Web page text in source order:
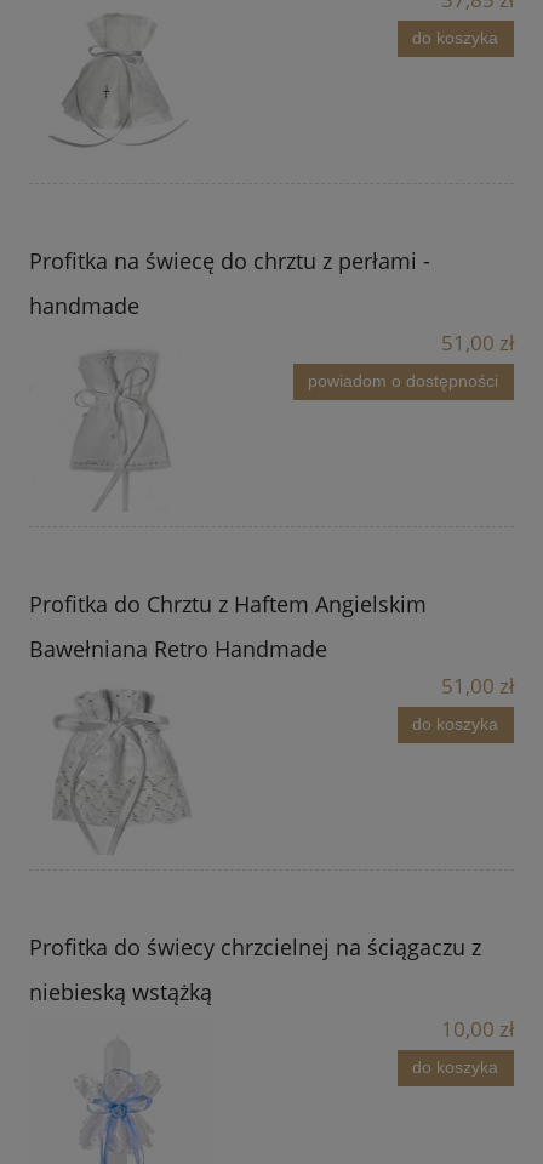
do koszyka
Profitka na świecę do chrztu z perłami -
handmade
51,00 zł
powiadom o dostępności
Profitka do Chrztu z Haftem Angielskim
Bawełniana Retro Handmade
51,00 zł
do koszyka
Profitka do świecy chrzcielnej na ściągaczu z
niebieską wstążką
10,00 zł
do koszyka